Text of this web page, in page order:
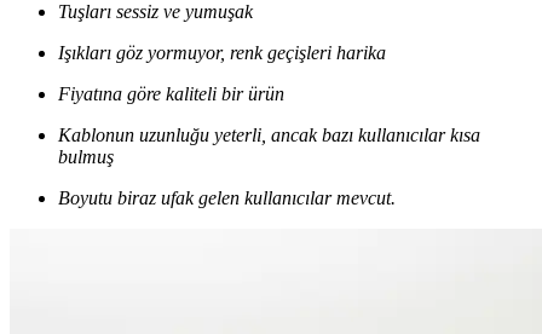
Tuşları sessiz ve yumuşak
Işıkları göz yormuyor, renk geçişleri harika
Fiyatına göre kaliteli bir ürün
Kablonun uzunluğu yeterli, ancak bazı kullanıcılar kısa
bulmuş
Boyutu biraz ufak gelen kullanıcılar mevcut.